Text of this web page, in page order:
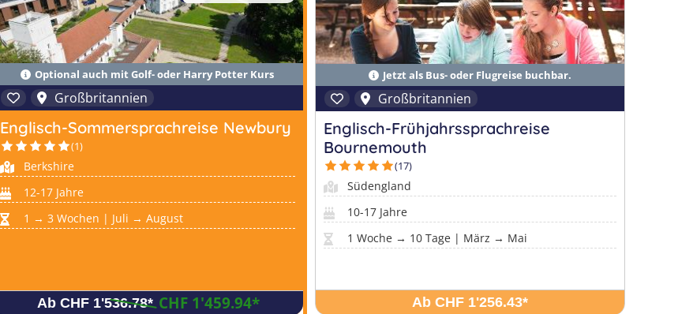
Optional auch mit Golf- oder Harry Potter Kurs
Großbritannien
Englisch-Sommersprachreise Newbury
(1)
Berkshire
12-17 Jahre
1 → 3 Wochen | Juli → August
Ab CHF 1'536.78* CHF 1'459.94*
Jetzt als Bus- oder Flugreise buchbar.
Großbritannien
Englisch-Frühjahrssprachreise
Bournemouth
(17)
Südengland
10-17 Jahre
1 Woche → 10 Tage | März → Mai
Ab CHF 1'256.43*